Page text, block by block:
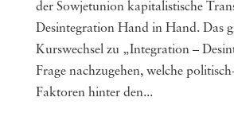
der Sowjetunion kapitalistische
Desintegration Hand in Hand. Das
Kurswechsel zu „Integration –
Frage nachzugehen, welche
Faktoren hinter den...